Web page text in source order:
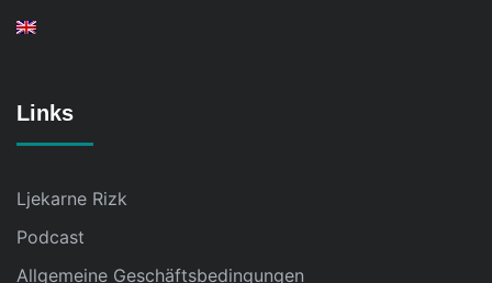
Links
Ljekarne Rizk
Podcast
Allgemeine Geschäftsbedingungen